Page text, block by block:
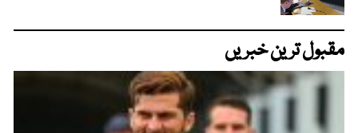
مقبول ترین خبریں